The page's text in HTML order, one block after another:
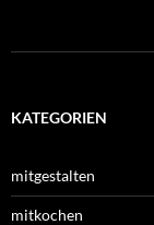
KATEGORIEN
mitgestalten
mitkochen